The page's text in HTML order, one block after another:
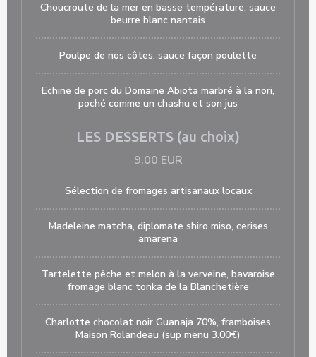
Choucroute de la mer en basse température, sauce
beurre blanc nantais
Poulpe de nos côtes, sauce façon poulette
Echine de porc du Domaine Abiota marbré à la nori,
poché comme un chashu et son jus
LES DESSERTS (au choix)
9,00 EUR
Sélection de fromages artisanaux locaux
Madeleine matcha, diplomate shiro miso, cerises
amarena
Tartelette pêche et melon à la verveine, bavaroise
fromage blanc tonka de la Blanchetière
Charlotte chocolat noir Guanaja 70%, framboises
Maison Rolandeau (sup menu 3.00€)